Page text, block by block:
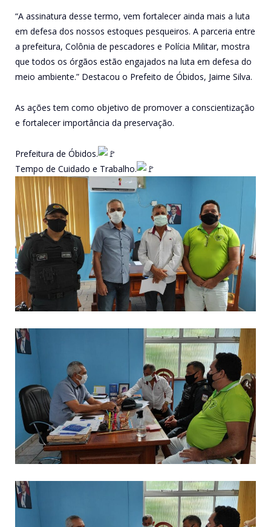
“A assinatura desse termo, vem fortalecer ainda mais a luta
em defesa dos nossos estoques pesqueiros. A parceria entre
a prefeitura, Colônia de pescadores e Polícia Militar, mostra
que todos os órgãos estão engajados na luta em defesa do
meio ambiente.” Destacou o Prefeito de Óbidos, Jaime Silva.
As ações tem como objetivo de promover a conscientização
e fortalecer importância da preservação.
Prefeitura de Óbidos.
Tempo de Cuidado e Trabalho.